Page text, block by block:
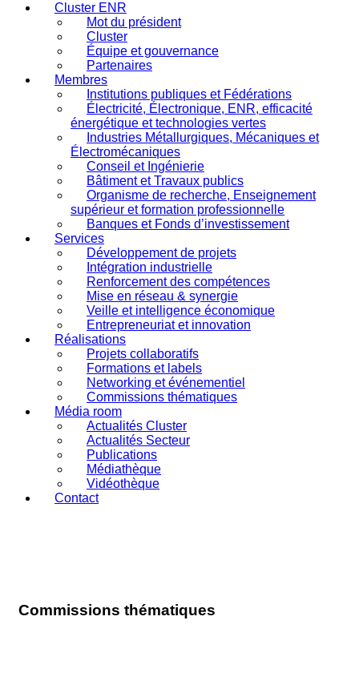
Cluster ENR
Mot du président
Cluster
Équipe et gouvernance
Partenaires
Membres
Institutions publiques et Fédérations
Électricité, Électronique, ENR, efficacité
énergétique et technologies vertes
Industries Métallurgiques, Mécaniques et
Électromécaniques
Conseil et Ingénierie
Bâtiment et Travaux publics
Organisme de recherche, Enseignement
supérieur et formation professionnelle
Banques et Fonds d’investissement
Services
Développement de projets
Intégration industrielle
Renforcement des compétences
Mise en réseau & synergie
Veille et intelligence économique
Entrepreneuriat et innovation
Réalisations
Projets collaboratifs
Formations et labels
Networking et événementiel
Commissions thématiques
Média room
Actualités Cluster
Actualités Secteur
Publications
Médiathèque
Vidéothèque
Contact
Commissions thématiques